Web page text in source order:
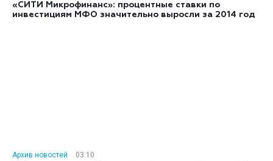
«СИТИ Микрофинанс»: процентные ставки по
инвестициям МФО значительно выросли за 2014 год
Архив новостей
03:10